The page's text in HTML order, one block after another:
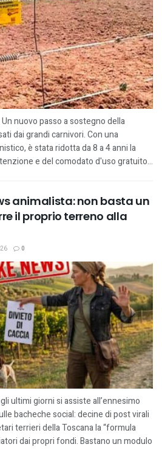
nuovo passo a sostegno della
dai grandi carnivori. Con una
è stata ridotta da 8 a 4 anni la
e del comodato d'uso gratuito...
animalista: non basta un
il proprio terreno alla
0
ultimi giorni si assiste all’ennesimo
bacheche social: decine di post virali
terrieri della Toscana la “formula
dai propri fondi. Bastano un modulo